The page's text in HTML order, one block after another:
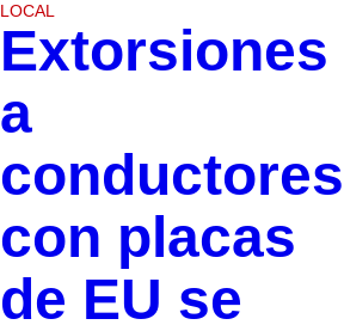
LOCAL
Extorsiones
a
conductores
con placas
de EU se